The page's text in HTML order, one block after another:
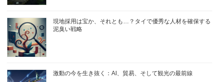
現地採用は宝か、それとも…？タイで優秀な人材を確保する
泥臭い戦略
激動の今を生き抜く：AI、貿易、そして観光の最前線